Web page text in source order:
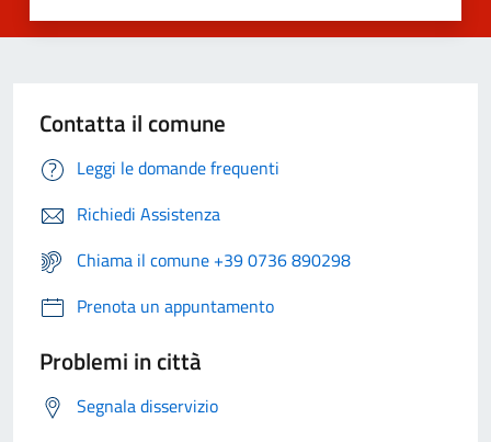
Contatta il comune
Leggi le domande frequenti
Richiedi Assistenza
Chiama il comune +39 0736 890298
Prenota un appuntamento
Problemi in città
Segnala disservizio